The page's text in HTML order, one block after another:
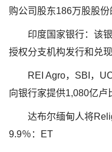
购公司股东186万股股
印度国家银行：该
授权分支机构发行和兑现
REI Agro，SBI，
向银行家提供1,080亿
达布尔缅甸人将
9.9％：ET